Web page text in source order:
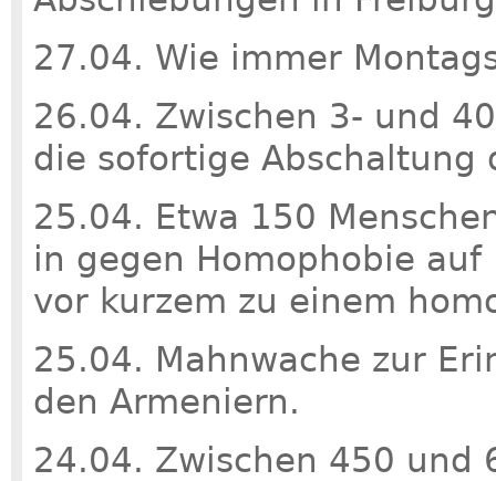
27.04. Wie immer
26.04. Zwischen 3- und
die sofortige Abschaltung
25.04. Etwa 150
in gegen Homophobie
vor kurzem zu einem
25.04. Mahnwache zur
den Armeniern.
24.04. Zwischen 450 und